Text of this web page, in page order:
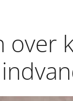
over